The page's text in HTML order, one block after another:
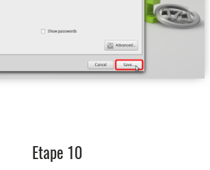
Etape 10